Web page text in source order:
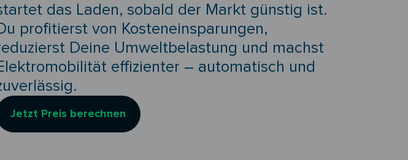
das Laden, sobald der Markt günstig ist.
profitierst von Kosteneinsparungen,
Deine Umweltbelastung und machst
effizienter – automatisch und
Jetzt Preis berechnen